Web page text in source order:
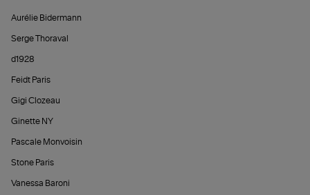
Aurélie Bidermann
Serge Thoraval
d1928
Feidt Paris
Gigi Clozeau
Ginette NY
Pascale Monvoisin
Stone Paris
Vanessa Baroni